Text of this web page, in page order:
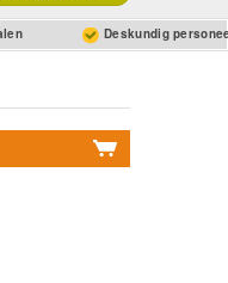
Deskundig